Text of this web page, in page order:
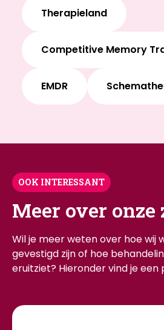
Therapieland
Competitive Memory
EMDR
OOK INTERESSANT
Meer over onze
Wil je meer weten over hoe wij
gevestigd zijn of hoe
eruitziet? Hieronder vind je een